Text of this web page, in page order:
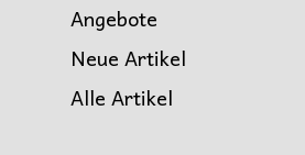
Angebote
Neue Artikel
Alle Artikel